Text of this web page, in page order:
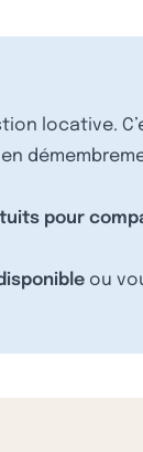
locative.
pour
ou